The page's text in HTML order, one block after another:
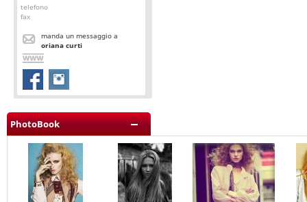
telefono
fax
manda un messaggio a
oriana curti
PhotoBook